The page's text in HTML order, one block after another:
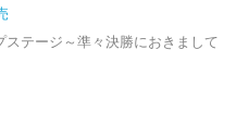
テージ～準々決勝におきまして